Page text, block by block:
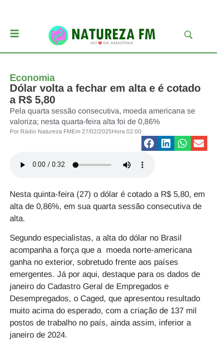
Economia
Dólar volta a fechar em alta e é cotado
a R$ 5,80
Pela quarta sessão consecutiva, moeda americana se
valoriza; nesta quarta-feira alta foi de 0,86%
Por Rádio Natureza FMEm 27/02/2025Hora 02:00
Nesta quinta-feira (27) o dólar é cotado a R$ 5,80, em
alta de 0,86%, em sua quarta sessão consecutiva de
alta.
Segundo especialistas, a alta do dólar no Brasil
acompanha a força que a moeda norte-americana
ganha no exterior, sobretudo frente aos países
emergentes. Já por aqui, destaque para os dados de
janeiro do Cadastro Geral de Empregados e
Desempregados, o Caged, que apresentou resultado
muito acima do esperado, com a criação de 137 mil
postos de trabalho no país, ainda assim, inferior a
janeiro de 2024.